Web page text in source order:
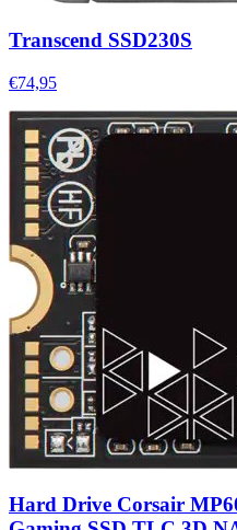
Transcend SSD230S
€74,95
Hard Drive Corsair